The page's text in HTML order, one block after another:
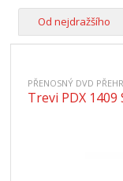
Od nejdražšího
PŘENOSNÝ DVD
Trevi PDX 1409